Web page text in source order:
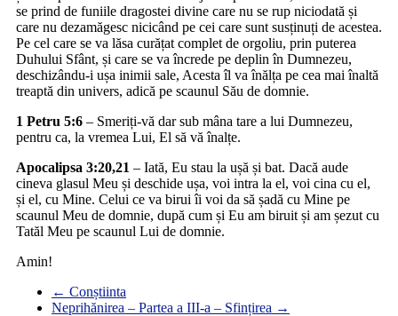
se prind de funiile dragostei divine care nu se rup niciodată și
care nu dezamăgesc nicicând pe cei care sunt susținuți de acestea.
Pe cel care se va lăsa curățat complet de orgoliu, prin puterea
Duhului Sfânt, și care se va încrede pe deplin în Dumnezeu,
deschizându-i ușa inimii sale, Acesta îl va înălța pe cea mai înaltă
treaptă din univers, adică pe scaunul Său de domnie.
1 Petru 5:6 – Smeriți-vă dar sub mâna tare a lui Dumnezeu,
pentru ca, la vremea Lui, El să vă înalțe.
Apocalipsa 3:20,21 – Iată, Eu stau la ușă și bat. Dacă aude
cineva glasul Meu și deschide ușa, voi intra la el, voi cina cu el,
și el, cu Mine. Celui ce va birui îi voi da să șadă cu Mine pe
scaunul Meu de domnie, după cum și Eu am biruit și am șezut cu
Tatăl Meu pe scaunul Lui de domnie.
Amin!
← Conștiinta
Neprihănirea – Partea a III-a – Sfințirea →